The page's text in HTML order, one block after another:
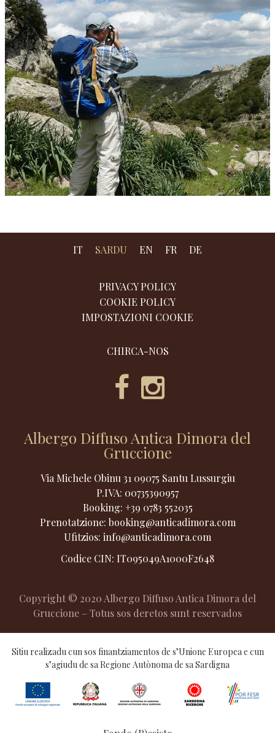
IT SARDU EN FR DE
PRIVACY POLICY
COOKIE POLICY
IMPOSTAZIONI COOKIE
CHIRCA-NOS
Albergo Diffuso Antica Dimora del
Gruccione
Via Michele Obinu 31 09075 Santu Lussurgiu
P.IVA: 00735390957
Booking: +39 0783 552035
Prenotatzione: booking@anticadimora.com
Ufìtzios: info@anticadimora.com
Codice CIN: IT095049A1000F2648
Copyright © 2020 Albergo Diffuso Antica Dimora del
Gruccione – Totus sos deretos sunt reservados
Sitiu realizadu cun sos finantziamentos de s’Unione Europea e cun
s’agiudu de sa Regione Autònoma de sa Sardigna